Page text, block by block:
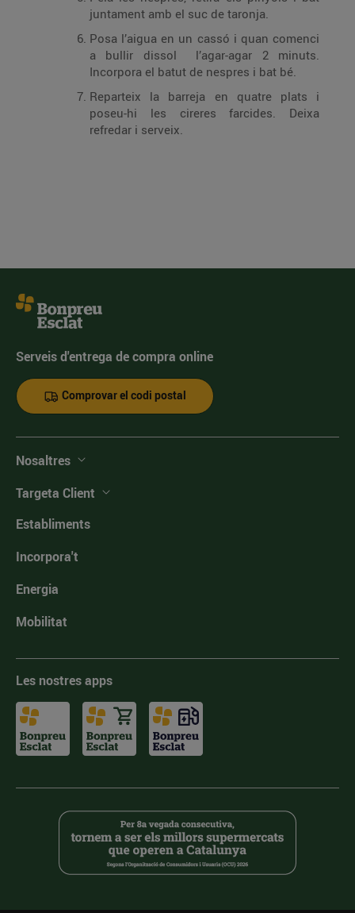
juntament amb el suc de taronja.
Posa l’aigua en un cassó i quan comenci
a bullir dissol l’agar-agar 2 minuts.
Incorpora el batut de nespres i bat bé.
Reparteix la barreja en quatre plats i
poseu-hi les cireres farcides. Deixa
refredar i serveix.
Serveis d'entrega de compra online
Comprovar el codi postal
Nosaltres
Targeta Client
Establiments
Incorpora't
Energia
Mobilitat
Les nostres apps